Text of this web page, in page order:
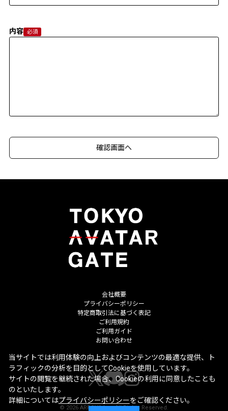
内容
会社概要
プライバシーポリシー
特定商取引法に基づく表記
ご利用規約
ご利用ガイド
お問い合わせ
© 2026 ARROVA Inc. All Rights Reserved.
当サイトでは利用体験の向上およびコンテンツの最適な提供、ト
ラフィックの分析を目的としてCookieを使用しています。
サイトの閲覧を継続された場合、Cookieの利用に同意したことも
のといたします。
詳細についてはプライバシーポリシーをご確認ください。